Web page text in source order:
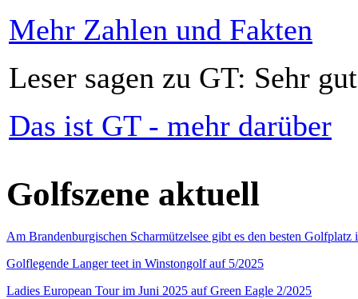
Mehr Zahlen und Fakten
Leser sagen zu GT: Sehr
Das ist GT - mehr darüber
Golfszene aktuell
Am Brandenburgischen Scharmützelsee gibt es den besten
Golflegende Langer teet in Winstongolf auf 5/2025
Ladies European Tour im Juni 2025 auf Green Eagle 2/2025